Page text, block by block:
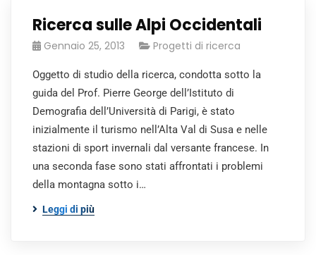
Ricerca sulle Alpi Occidentali
Gennaio 25, 2013 Progetti di ricerca
Oggetto di studio della ricerca, condotta sotto la
guida del Prof. Pierre George dell’Istituto di
Demografia dell’Università di Parigi, è stato
inizialmente il turismo nell’Alta Val di Susa e nelle
stazioni di sport invernali dal versante francese. In
una seconda fase sono stati affrontati i problemi
della montagna sotto i…
Leggi di più